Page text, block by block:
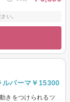
い。
パーマ￥15300
きをつけられるツ